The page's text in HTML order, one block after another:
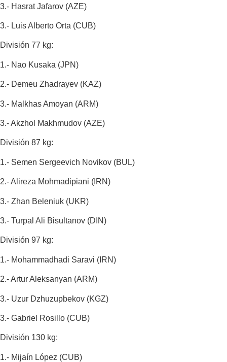
3.- Hasrat Jafarov (AZE)
3.- Luis Alberto Orta (CUB)
División 77 kg:
1.- Nao Kusaka (JPN)
2.- Demeu Zhadrayev (KAZ)
3.- Malkhas Amoyan (ARM)
3.- Akzhol Makhmudov (AZE)
División 87 kg:
1.- Semen Sergeevich Novikov (BUL)
2.- Alireza Mohmadipiani (IRN)
3.- Zhan Beleniuk (UKR)
3.- Turpal Ali Bisultanov (DIN)
División 97 kg:
1.- Mohammadhadi Saravi (IRN)
2.- Artur Aleksanyan (ARM)
3.- Uzur Dzhuzupbekov (KGZ)
3.- Gabriel Rosillo (CUB)
División 130 kg:
1.- Mijaín López (CUB)